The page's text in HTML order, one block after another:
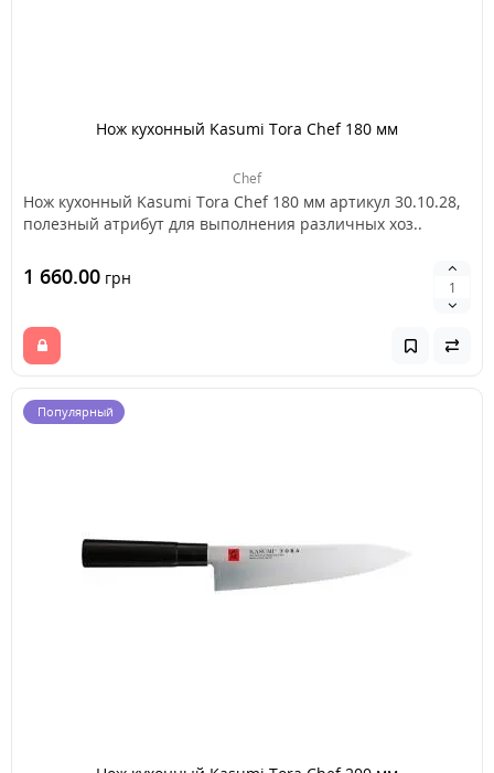
Нож кухонный Kasumi Tora Chef 180 мм
Chef
Нож кухонный Kasumi Tora Chef 180 мм артикул 30.10.28,
полезный атрибут для выполнения различных хоз..
1 660.00 грн
Популярный